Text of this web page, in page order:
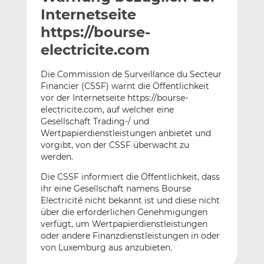
l
a
n
n
k
e
d
n
t
e
i
l
e
c
e
b
o
k
t
e
i
l
e
Internetseite
https://bourse-
electricite.com
Die Commission de Surveillance du Secteur
Financier (CSSF) warnt die Öffentlichkeit
vor der Internetseite https://bourse-
electricite.com, auf welcher eine
Gesellschaft Trading-/ und
Wertpapierdienstleistungen anbietet und
vorgibt, von der CSSF überwacht zu
werden.
Die CSSF informiert die Öffentlichkeit, dass
ihr eine Gesellschaft namens Bourse
Electricité nicht bekannt ist und diese nicht
über die erforderlichen Genehmigungen
verfügt, um Wertpapierdienstleistungen
oder andere Finanzdienstleistungen in oder
von Luxemburg aus anzubieten.